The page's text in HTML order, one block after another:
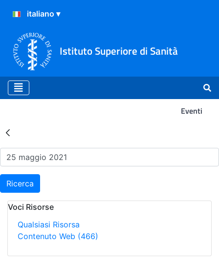
Istituto Superiore di Sanità
Eventi
Risultati della Ricerca -
Ricerca
Voci Risorse
Qualsiasi Risorsa
Contenuto Web (466)